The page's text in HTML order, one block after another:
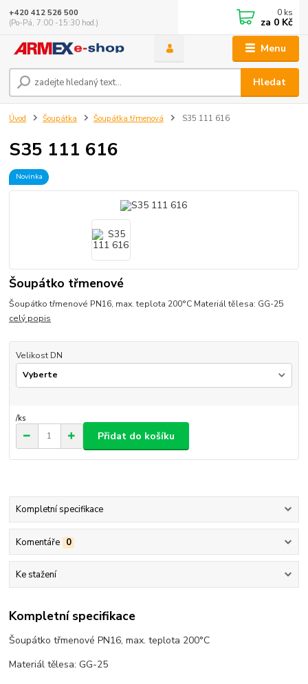
Menu
Hledat
+420 412 526 500
(Po-Pá, 7:00 -15:30 hod.)
0 ks
za 0 Kč
Úvod Šoupátka Šoupátka třmenová S35 111 616
S35 111 616
Novinka
Šoupátko třmenové
Šoupátko třmenové PN16, max. teplota 200°C Materiál tělesa: GG-25
celý popis
Velikost DN
/ks
Přidat do košíku
Kompletní specifikace
Komentáře 0
Ke stažení
Kompletní specifikace
Šoupátko třmenové PN16, max. teplota 200°C
Materiál tělesa: GG-25